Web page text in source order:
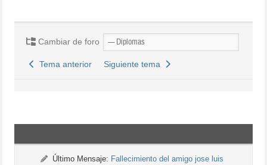
Cambiar de foro
Tema anterior Siguiente tema
Último Mensaje: Fallecimiento del amigo jose luis